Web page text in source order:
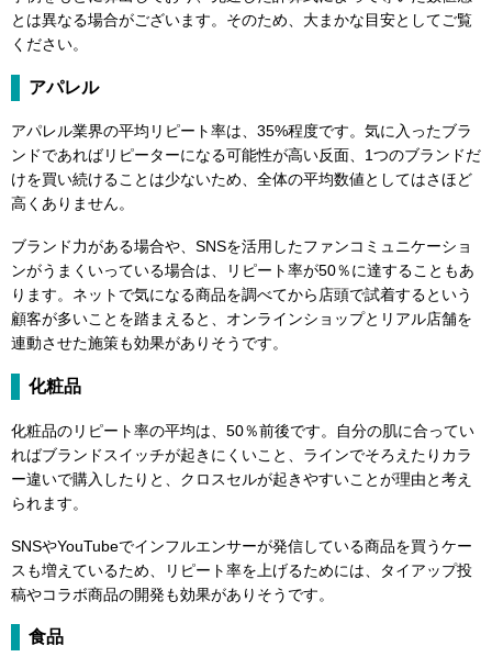
とは異なる場合がございます。そのため、大まかな目安としてご覧
ください。
アパレル
アパレル業界の平均リピート率は、35%程度です。気に入ったブラ
ンドであればリピーターになる可能性が高い反面、1つのブランドだ
けを買い続けることは少ないため、全体の平均数値としてはさほど
高くありません。
ブランド力がある場合や、SNSを活用したファンコミュニケーショ
ンがうまくいっている場合は、リピート率が50％に達することもあ
ります。ネットで気になる商品を調べてから店頭で試着するという
顧客が多いことを踏まえると、オンラインショップとリアル店舗を
連動させた施策も効果がありそうです。
化粧品
化粧品のリピート率の平均は、50％前後です。自分の肌に合ってい
ればブランドスイッチが起きにくいこと、ラインでそろえたりカラ
ー違いで購入したりと、クロスセルが起きやすいことが理由と考え
られます。
SNSやYouTubeでインフルエンサーが発信している商品を買うケー
スも増えているため、リピート率を上げるためには、タイアップ投
稿やコラボ商品の開発も効果がありそうです。
食品